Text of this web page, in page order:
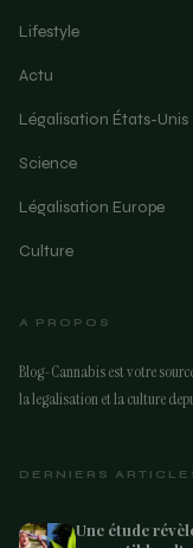
Lifestyle
Actu
Légalisation États-Unis
Science
Légalisation Europe
Culture
A PROPOS
Blog-Cannabis est votre
la legalisation et la culture
DERNIERS
Une étude